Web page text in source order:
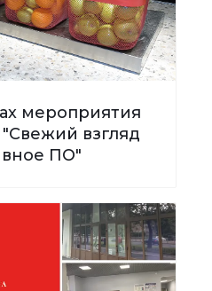
мероприятия
взгляд
ПО"